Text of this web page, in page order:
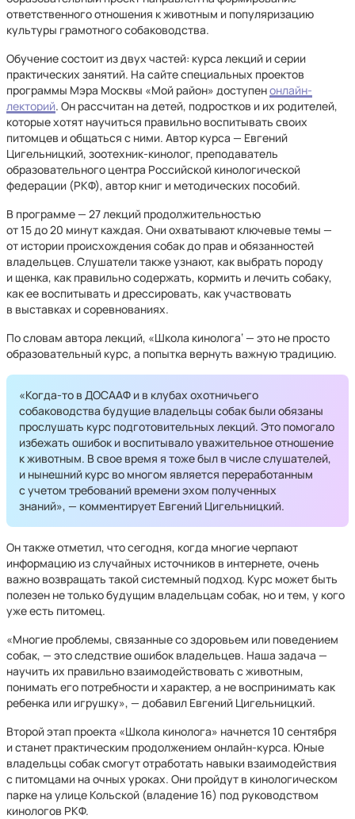
ответственного отношения к животным и популяризацию
культуры грамотного собаководства.
Обучение состоит из двух частей: курса лекций и серии
практических занятий. На сайте специальных проектов
программы Мэра Москвы «Мой район» доступенонлайн-
лекторий. Он рассчитан на детей, подростков и их родителей,
которые хотят научиться правильно воспитывать своих
питомцев и общаться с ними. Автор курса — Евгений
Цигельницкий, зоотехник-кинолог, преподаватель
образовательного центра Российской кинологической
федерации (РКФ), автор книг и методических пособий.
В программе — 27 лекций продолжительностью
от 15 до 20 минут каждая. Они охватывают ключевые темы —
от истории происхождения собак до прав и обязанностей
владельцев. Слушатели также узнают, как выбрать породу
и щенка, как правильно содержать, кормить и лечить собаку,
как ее воспитывать и дрессировать, как участвовать
в выставках и соревнованиях.
По словам автора лекций, «Школа кинолога‘ — это не просто
образовательный курс, а попытка вернуть важную традицию.
«Когда-то в ДОСААФ и в клубах охотничьего
собаководства будущие владельцы собак были обязаны
прослушать курс подготовительных лекций. Это помогало
избежать ошибок и воспитывало уважительное отношение
к животным. В свое время я тоже был в числе слушателей,
и нынешний курс во многом является переработанным
с учетом требований времени эхом полученных
знаний», — комментирует Евгений Цигельницкий.
Он также отметил, что сегодня, когда многие черпают
информацию из случайных источников в интернете, очень
важно возвращать такой системный подход. Курс может быть
полезен не только будущим владельцам собак, но и тем, у кого
уже есть питомец.
«Многие проблемы, связанные со здоровьем или поведением
собак, — это следствие ошибок владельцев. Наша задача —
научить их правильно взаимодействовать с животным,
понимать его потребности и характер, а не воспринимать как
ребенка или игрушку», — добавил Евгений Цигельницкий.
Второй этап проекта «Школа кинолога» начнется 10 сентября
и станет практическим продолжением онлайн-курса. Юные
владельцы собак смогут отработать навыки взаимодействия
с питомцами на очных уроках. Они пройдут в кинологическом
парке на улице Кольской (владение 16) под руководством
кинологов РКФ.